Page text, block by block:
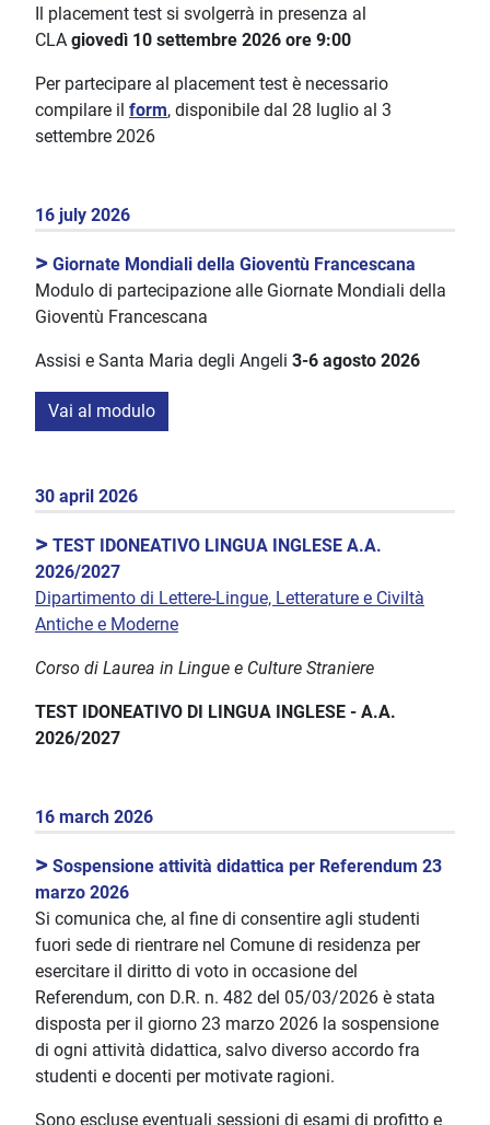
Il placement test si svolgerrà in presenza al
CLA giovedì 10 settembre 2026 ore 9:00
Per partecipare al placement test è necessario
compilare il form, disponibile dal 28 luglio al 3
settembre 2026
16 july 2026
> Giornate Mondiali della Gioventù Francescana
Modulo di partecipazione alle Giornate Mondiali della
Gioventù Francescana
Assisi e Santa Maria degli Angeli 3-6 agosto 2026
Vai al modulo
30 april 2026
> TEST IDONEATIVO LINGUA INGLESE A.A.
2026/2027
Dipartimento di Lettere-Lingue, Letterature e Civiltà
Antiche e Moderne
Corso di Laurea in Lingue e Culture Straniere
TEST IDONEATIVO DI LINGUA INGLESE - A.A.
2026/2027
16 march 2026
> Sospensione attività didattica per Referendum 23
marzo 2026
Si comunica che, al fine di consentire agli studenti
fuori sede di rientrare nel Comune di residenza per
esercitare il diritto di voto in occasione del
Referendum, con D.R. n. 482 del 05/03/2026 è stata
disposta per il giorno 23 marzo 2026 la sospensione
di ogni attività didattica, salvo diverso accordo fra
studenti e docenti per motivate ragioni.
Sono escluse eventuali sessioni di esami di profitto e